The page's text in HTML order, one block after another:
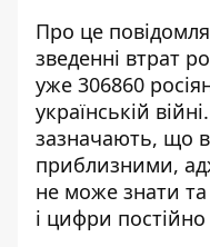
Про це
зведенні втрат
уже 306860
українській війні
зазначають, що
приблизними,
не може знати
і цифри